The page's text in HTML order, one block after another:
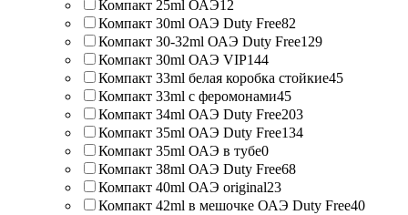
Компакт 25ml ОАЭ12
Компакт 30ml ОАЭ Duty Free82
Компакт 30-32ml ОАЭ Duty Free129
Компакт 30ml ОАЭ VIP144
Компакт 33ml белая коробка стойкие45
Компакт 33ml с феромонами45
Компакт 34ml ОАЭ Duty Free203
Компакт 35ml ОАЭ Duty Free134
Компакт 35ml ОАЭ в тубе0
Компакт 38ml ОАЭ Duty Free68
Компакт 40ml ОАЭ original23
Компакт 42ml в мешочке ОАЭ Duty Free40